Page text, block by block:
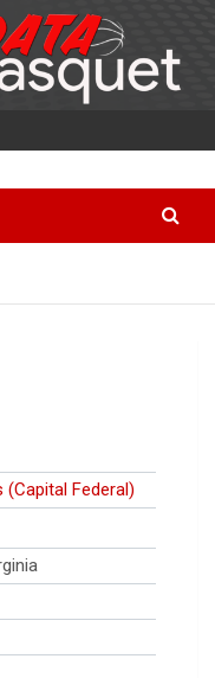
(Capital Federal)